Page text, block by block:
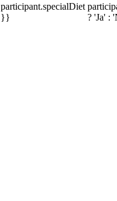
participant.specialDiet
}}
? 'Ja' :